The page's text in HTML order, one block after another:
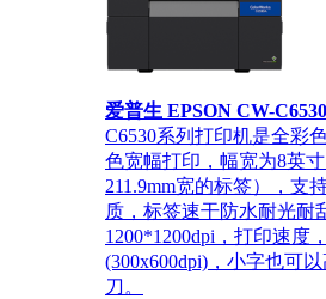
爱普生 EPSON CW-
C6530系列打印机是全彩
色宽幅打印，幅宽为8英
211.9mm宽的标签），支
质，标签速干防水耐光耐
1200*1200dpi，打印速度
(300x600dpi)，小字也可
刀。